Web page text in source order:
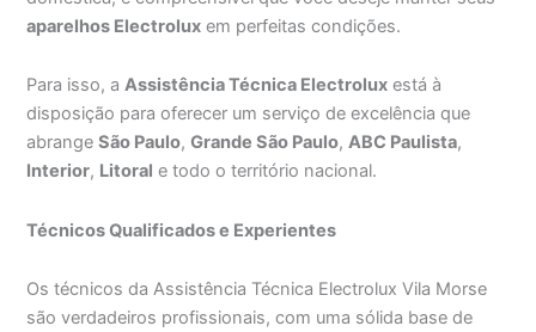
aparelhos Electrolux em perfeitas condições.
Para isso, aAssistência Técnica Electrolux está à
disposição para oferecer um serviço de excelência que
abrangeSão Paulo,Grande São Paulo,ABC Paulista,
Interior, Litoral e todo o território nacional.
Técnicos Qualificados e Experientes
Os técnicos da Assistência Técnica Electrolux Vila Morse
são verdadeiros profissionais, com uma sólida base de